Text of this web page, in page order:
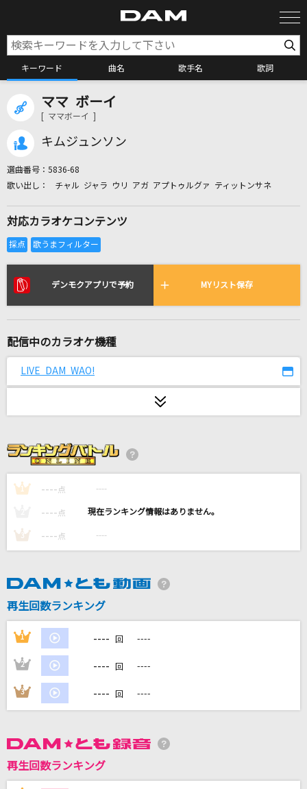
キーワード 曲名 歌手名 歌詞
リアルタイムで歌われている曲の一覧
青春病
白日
睡る君
OddRe:
中島美嘉
スキマスイッチ
Treasure!
TRIGGER
[オリカラ]DAN DAN 心魅かれてく 1996/10/25
渋谷公会堂
FIELD OF VIEW(the FIELD OF VIEW)
愛してるばんざーい!
μ's
ママ ボーイ
[ ママボーイ ]
キムジュンソン
選曲番号： 5836-68
チャル ジャラ ウリ アガ アプトゥルグァ ティットンサネ
対応カラオケコンテンツ
デンモクアプリで予約 MYリスト保存
配信中のカラオケ機種
LIVE DAM WAO!
1 ---- 点 ----
---- 点 ----
3 ---- 点 ----
再生回数ランキング
1 ---- 回 ----
2 ---- 回 ----
3 ---- 回 ----
再生回数ランキング